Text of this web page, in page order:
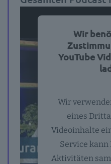
Wir
YouTube
Wir
eines
Videoinhalte
Service kann
Aktivitäten